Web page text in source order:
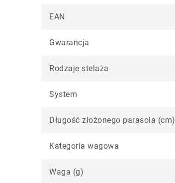
EAN
Gwarancja
Rodzaje stelaża
System
Długość złożonego parasola (cm)
Kategoria wagowa
Waga (g)